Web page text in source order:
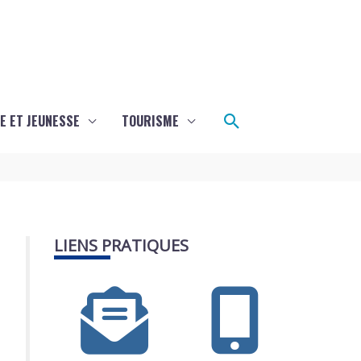
ET JEUNESSE TOURISME Rechercher
LIENS PRATIQUES